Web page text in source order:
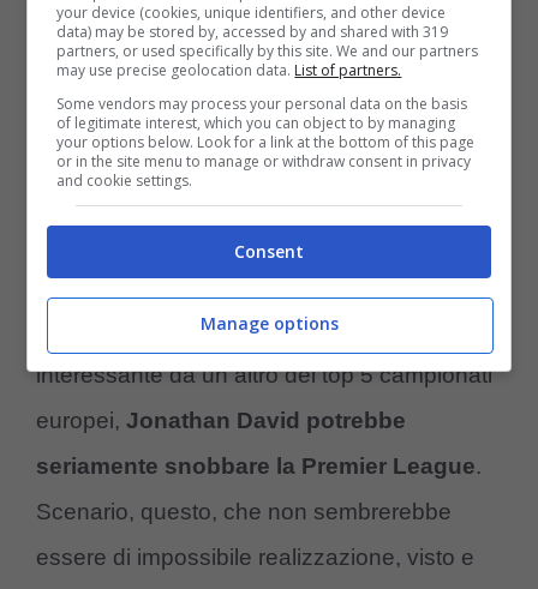
firmato con una delle squadre inglesi
interessate a lui.
Premier snobbata per la
Serie A: la prossima
destinazione di David
Qualora dovesse arrivare una proposta
interessante da un altro dei top 5 campionati
europei, Jonathan David potrebbe
seriamente snobbare la Premier League.
Scenario, questo, che non sembrerebbe
essere di impossibile realizzazione, visto e
your device (cookies, unique identifiers, and other device
data) may be stored by, accessed by and shared with 319
partners, or used specifically by this site. We and our partners
may use precise geolocation data. List of partners.
Some vendors may process your personal data on the basis
of legitimate interest, which you can object to by managing
your options below. Look for a link at the bottom of this page
or in the site menu to manage or withdraw consent in privacy
and cookie settings.
Consent
Manage options